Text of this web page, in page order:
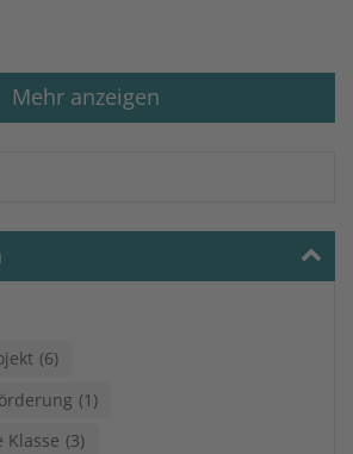
Mehr anzeigen
6
1
Klasse 3